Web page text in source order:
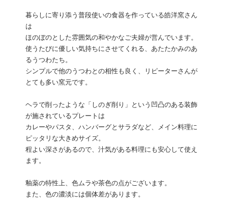
暮らしに寄り添う普段使いの食器を作っている皓洋窯さん
は
ほのぼのとした雰囲気の和やかなご夫婦が営んでいます。
使うたびに優しい気持ちにさせてくれる、あたたかみのあ
るうつわたち。
シンプルで他のうつわとの相性も良く、リピーターさんが
とても多い窯元です。
ヘラで削ったような「しのぎ削り」という凹凸のある装飾
が施されているプレートは
カレーやパスタ、ハンバーグとサラダなど、メイン料理に
ピッタリな大きめサイズ。
程よい深さがあるので、汁気がある料理にも安心して使え
ます。
釉薬の特性上、色ムラや茶色の点がございます。
また、色の濃淡には個体差があります。